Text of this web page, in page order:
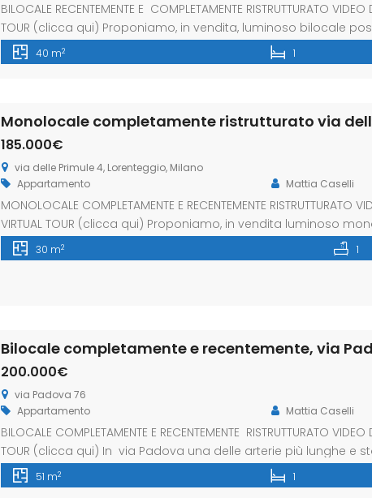
BILOCALE RECENTEMENTE E COMPLETAMENTE RISTRUTTURATO
TOUR (clicca qui) Proponiamo, in vendita, luminoso bilocale
di uno stabile signorile. L’appartamento completamente e
da: ingresso su luminoso soggiorno con cucina a vista,
40 m2 1
185.000€
via delle Primule 4, Lorenteggio, Milano
Appartamento
Mattia Caselli
MONOLOCALE COMPLETAMENTE E RECENTEMENTE RISTRUTTURATO
VIRTUAL TOUR (clicca qui) Proponiamo, in vendita luminoso
all’interno di uno stabile signorile. Appartamento
è composto da un’unica zona giorno/notte. Bagno finestrato
30 m2 1
200.000€
via Padova 76
Appartamento
Mattia Caselli
BILOCALE COMPLETAMENTE E RECENTEMENTE RISTRUTTURATO
TOUR (clicca qui) In via Padova una delle arterie più lunghe e
vendita, appartamento completamente e recentemente
riqualificazione e di importanti progetti di rigenerazione
51 m2 1